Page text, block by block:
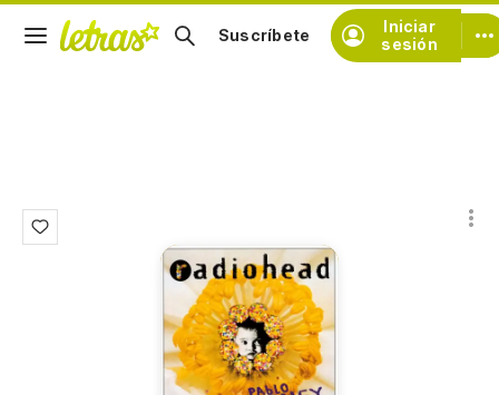
Iniciar
sesión
Suscríbete